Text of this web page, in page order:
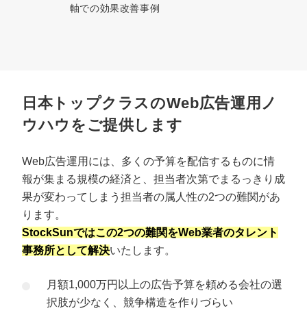
軸での効果改善事例
日本トップクラスのWeb広告運用ノ
ウハウをご提供します
Web広告運用には、多くの予算を配信するものに情
報が集まる規模の経済と、担当者次第でまるっきり成
果が変わってしまう担当者の属人性の2つの難関があ
ります。
StockSunではこの2つの難関をWeb業者のタレント
事務所として解決いたします。
月額1,000万円以上の広告予算を頼める会社の選
択肢が少なく、競争構造を作りづらい